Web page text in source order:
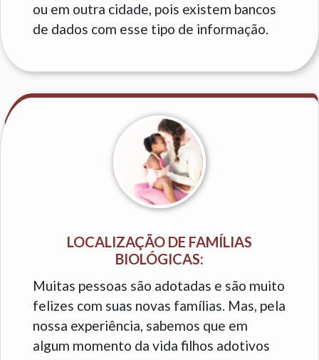
ou em outra cidade, pois existem bancos
de dados com esse tipo de informação.
LOCALIZAÇÃO DE FAMÍLIAS
BIOLÓGICAS:
Muitas pessoas são adotadas e são muito
felizes com suas novas famílias. Mas, pela
nossa experiência, sabemos que em
algum momento da vida filhos adotivos